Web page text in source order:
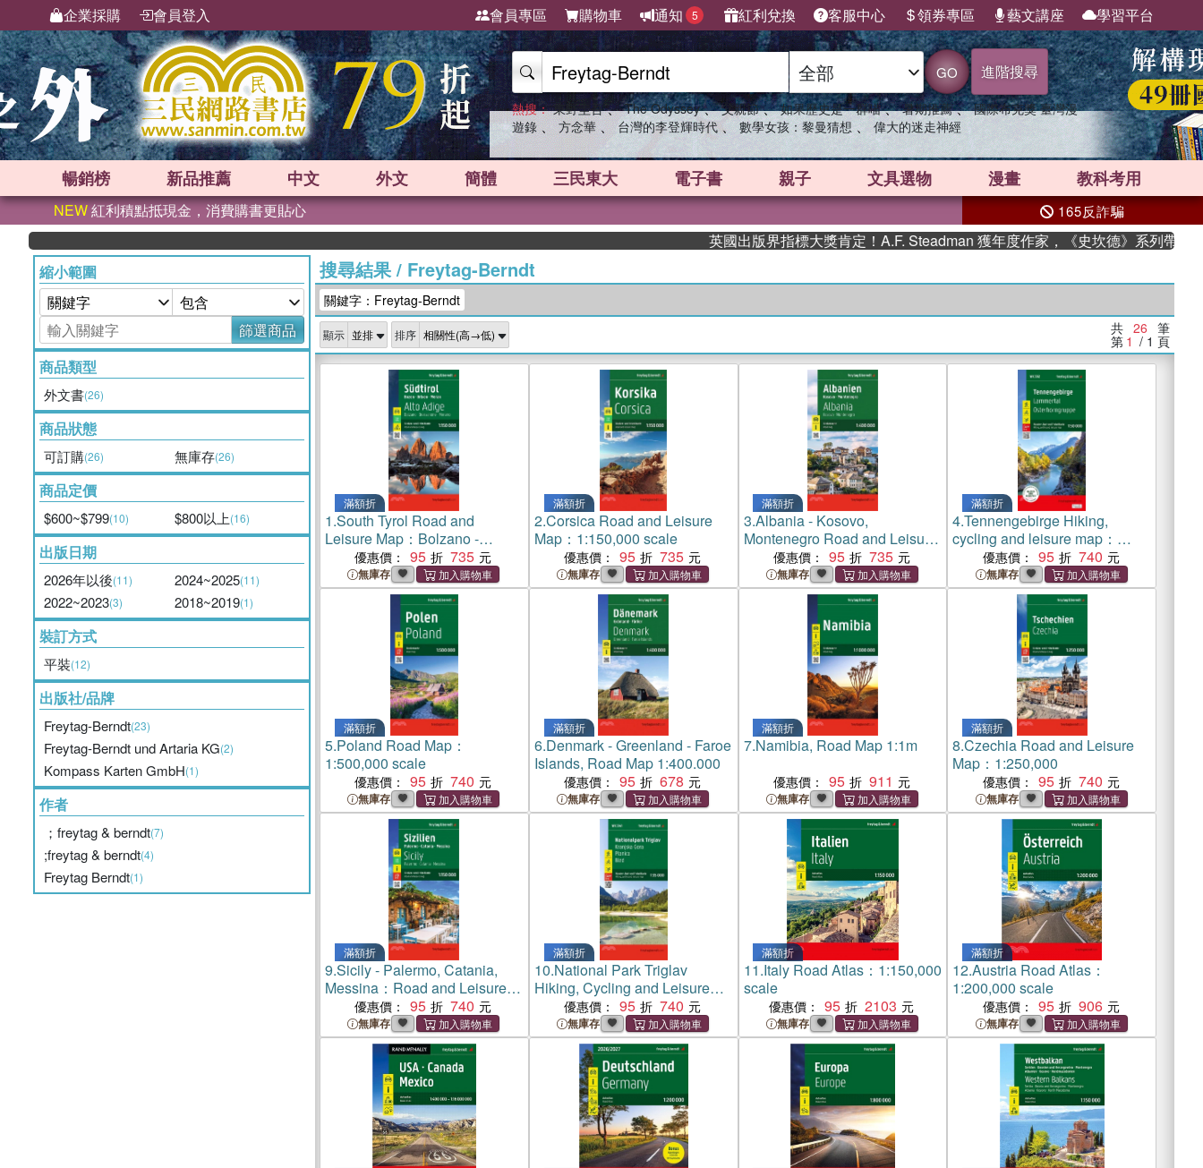
企業採購 會員登入 會員專區 購物車 通知 5 紅利兌換 客服中心 領券專區 藝文講座 學習平台
GO 進階搜尋
熱搜： 東野圭吾 、 The Odyssey 、 父親節 、 如果歷史是一群喵 、 暑期推薦 、 國際布克獎 臺灣漫
遊錄 、 方念華 、 台灣的李登輝時代 、 數學女孩：黎曼猜想 、 偉大的迷走神經
暢銷榜 新品推薦 中文 外文 簡體 三民東大 電子書 親子 文具選物 漫畫 教科考用
NEW紅利積點抵現金，消費購書更貼心 165反詐騙
英國出版界指標大獎肯定！A.F. Steadman 獲年度作家，《史坎德》系列帶你踏上熱
縮小範圍
篩選商品
商品類型
外文書(26)
商品狀態
可訂購(26) 無庫存(26)
商品定價
$600~$799(10) $800以上(16)
出版日期
2026年以後(11) 2024~2025(11)
2022~2023(3) 2018~2019(1)
裝訂方式
平裝(12)
出版社/品牌
Freytag-Berndt(23)
Freytag-Berndt und Artaria KG(2)
Kompass Karten GmbH(1)
作者
；freytag & berndt(7)
;freytag & berndt(4)
Freytag Berndt(1)
搜尋結果/ Freytag-Berndt
關鍵字：Freytag-Berndt
顯示 排序 共 26 筆
第 1 / 1 頁
滿額折
1.South Tyrol Road and
Leisure Map：Bolzano -
Bressanone - Merano
優惠價： 95 735
無庫存
滿額折
2.Corsica Road and Leisure
Map：1:150,000 scale
優惠價： 95 735
無庫存
滿額折
3.Albania - Kosovo,
Montenegro Road and Leisure
優惠價： 95 735
無庫存
滿額折
4.Tennengebirge Hiking,
cycling and leisure map：
WK392 1:50,000
優惠價： 95 740
無庫存
滿額折
5.Poland Road Map：
1:500,000 scale
優惠價： 95 740
無庫存
滿額折
6.Denmark - Greenland - Faroe
Islands, Road Map 1:400.000
優惠價： 95 678
無庫存
滿額折
7.Namibia, Road Map 1:1m
優惠價： 95 911
無庫存
滿額折
8.Czechia Road and Leisure
Map：1:250,000
優惠價： 95 740
無庫存
滿額折
9.Sicily - Palermo, Catania,
Messina：Road and Leisure
優惠價： 95 740
無庫存
滿額折
10.National Park Triglav
Hiking, Cycling and Leisure
Map：1:35,000 scale WK5141
優惠價： 95 740
無庫存
滿額折
11.Italy Road Atlas：1:150,000
scale
優惠價： 95 2103
無庫存
滿額折
12.Austria Road Atlas：
1:200,000 scale
優惠價： 95 906
無庫存